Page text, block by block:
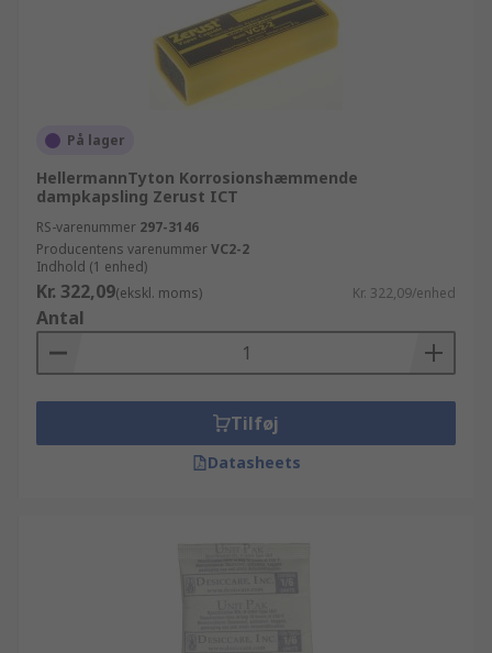
På lager
HellermannTyton Korrosionshæmmende
dampkapsling Zerust ICT
RS-varenummer 297-3146
Producentens varenummerVC2-2
Indhold (1 enhed)
Kr. 322,09(ekskl. moms) Kr. 322,09/enhed
Antal
Tilføj
Datasheets